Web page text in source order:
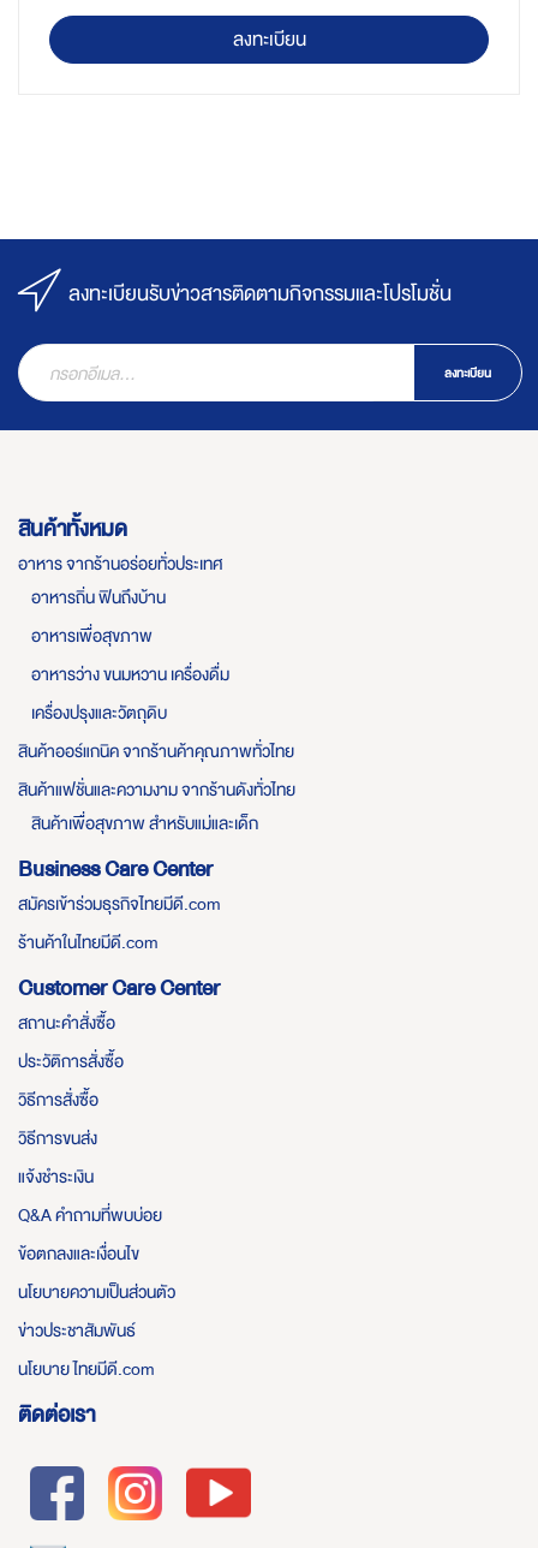
ลงทะเบียน
ลงทะเบียนรับข่าวสารติดตามกิจกรรมและโปรโมชั่น
ลงทะเบียน
สินค้าทั้งหมด
อาหาร จากร้านอร่อยทั่วประเทศ
อาหารถิ่น ฟินถึงบ้าน
อาหารเพื่อสุขภาพ
อาหารว่าง ขนมหวาน เครื่องดื่ม
เครื่องปรุงและวัตถุดิบ
สินค้าออร์แกนิค จากร้านค้าคุณภาพทั่วไทย
สินค้าแฟชั่นและความงาม จากร้านดังทั่วไทย
สินค้าเพื่อสุขภาพ สำหรับแม่และเด็ก
Business Care Center
สมัครเข้าร่วมธุรกิจไทยมีดี.com
ร้านค้าในไทยมีดี.com
Customer Care Center
สถานะคำสั่งซื้อ
ประวัติการสั่งซื้อ
วิธีการสั่งซื้อ
วิธีการขนส่ง
แจ้งชำระเงิน
Q&A คำถามที่พบบ่อย
ข้อตกลงและเงื่อนไข
นโยบายความเป็นส่วนตัว
ข่าวประชาสัมพันธ์
นโยบาย ไทยมีดี.com
ติดต่อเรา